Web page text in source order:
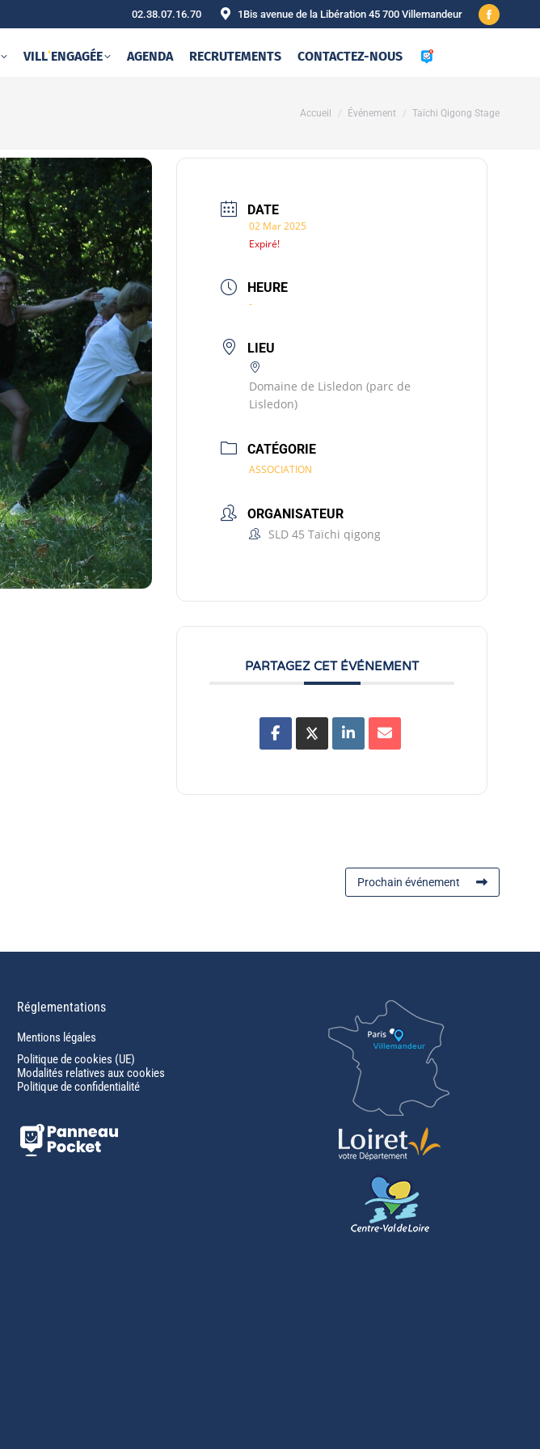
02.38.07.16.70 1Bis avenue de la Libération 45 700 Villemandeur
Facebook
new
VILL‘ENGAGÉE AGENDA RECRUTEMENTS CONTACTEZ-NOUS
Vous êtes ici :
Accueil Événement Taïchi Qigong Stage
DATE
02 Mar 2025
Expiré!
HEURE
-
LIEU
Domaine de Lisledon (parc de
Lisledon)
CATÉGORIE
ASSOCIATION
ORGANISATEUR
SLD 45 Taïchi qigong
PARTAGEZ CET ÉVÉNEMENT
Prochain événement
Réglementations
Mentions légales
Politique de cookies (UE)
Modalités relatives aux cookies
Politique de confidentialité